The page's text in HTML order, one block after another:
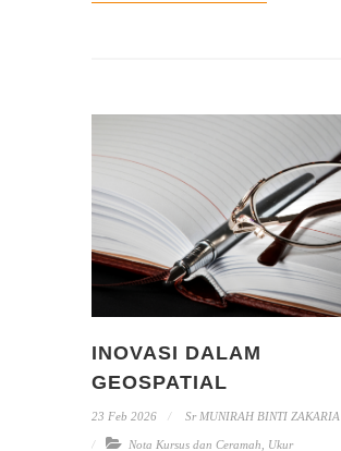
INOVASI DALAM
GEOSPATIAL
23 Feb 2026 Sr MUNIRAH BINTI ZAKARIA
Nota Kursus dan Ceramah, Ukur